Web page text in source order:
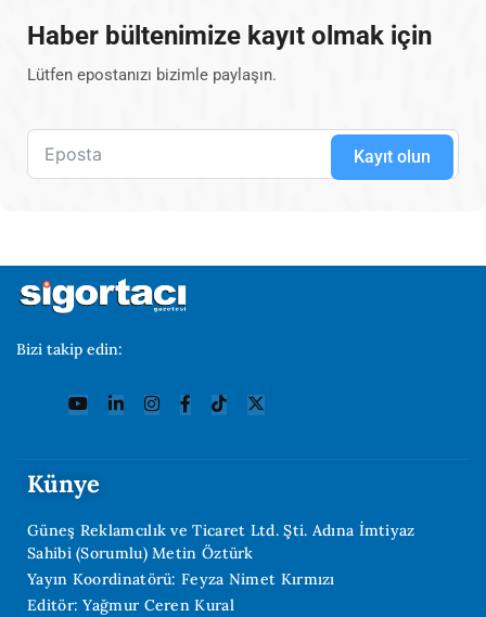
Haber bültenimize kayıt olmak için
Lütfen epostanızı bizimle paylaşın.
Kayıt olun
Bizi takip edin:
Künye
Güneş Reklamcılık ve Ticaret Ltd. Şti. Adına İmtiyaz
Sahibi (Sorumlu) Metin Öztürk
Yayın Koordinatörü: Feyza Nimet Kırmızı
Editör: Yağmur Ceren Kural